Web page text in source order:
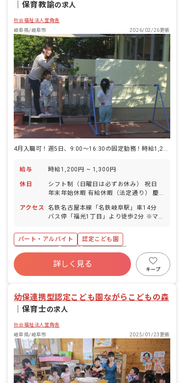
保育教諭の求人
社会福祉法人堂角舎
岐阜県/岐阜市
2026/02/26更新
4月入職可！週5日、9:00～16:30の固定勤務！時給1,200円～
給与 時給1,200円 ~ 1,300円
休日
シフト制（日曜日は必ずお休み） 祝日
年末年始休暇 有給休暇（法定通り） 慶
80%） 介護・看護休暇
アクセス
名鉄名古屋本線「名鉄岐阜駅」車14分
バス停「福光1丁目」より徒歩2分 ※マ
パート・アルバイト
認定こども園
社会保険完備
有給
福利厚生充実
産休育休制度
社会福祉法人
詳しく見る
キープ
幼保連携型認定こども園ながらこどもの森
保育士の求人
社会福祉法人堂角舎
岐阜県/岐阜市
2025/01/23更新